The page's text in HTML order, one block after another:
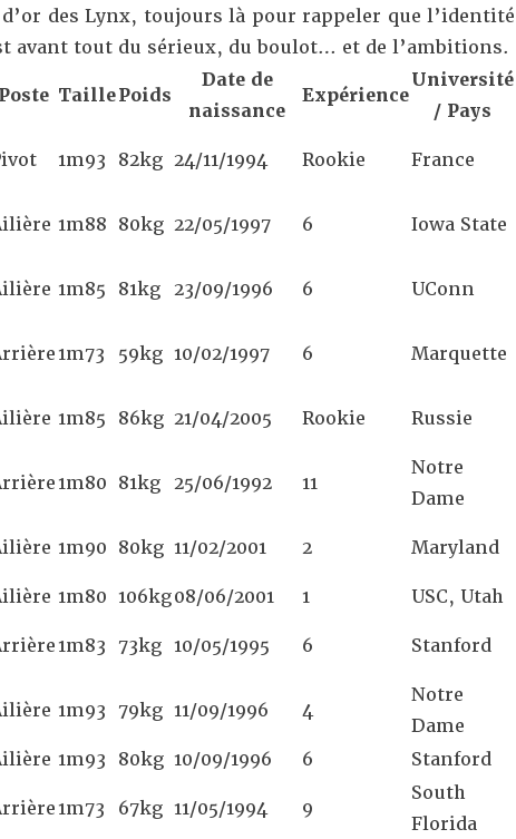
d’or des Lynx, toujours là pour rappeler que l’identité
avant tout du sérieux, du boulot… et de l’ambitions.
Poste TaillePoids
Date de
naissance
Expérience
Université
/ Pays
1m93 82kg 24/11/1994 Rookie France
1m88 80kg 22/05/1997 6 Iowa State
1m85 81kg 23/09/1996 6 UConn
1m73 59kg 10/02/1997 6 Marquette
1m85 86kg 21/04/2005 Rookie Russie
1m80 81kg 25/06/1992 11
Notre
Dame
1m90 80kg 11/02/2001 2 Maryland
1m80 106kg08/06/2001 1 USC, Utah
1m83 73kg 10/05/1995 6 Stanford
1m93 79kg 11/09/1996 4
Notre
Dame
1m93 80kg 10/09/1996 6 Stanford
1m73 67kg 11/05/1994 9
South
Florida